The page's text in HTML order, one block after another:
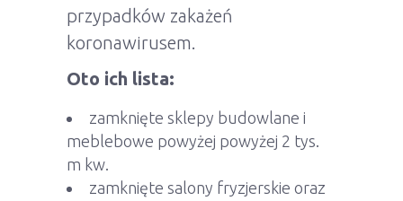
przypadków zakażeń
koronawirusem.
Oto ich lista:
zamknięte sklepy budowlane i
meblebowe powyżej powyżej 2 tys.
m kw.
zamknięte salony fryzjerskie oraz